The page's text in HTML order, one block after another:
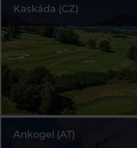
Kaskáda (CZ)
Ankogel (AT)